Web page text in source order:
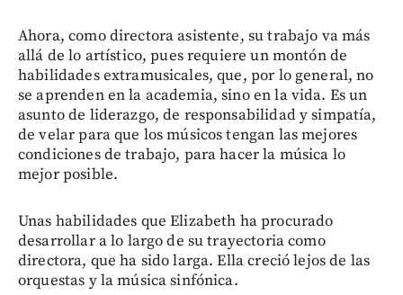
Ahora, como directora asistente, su trabajo va más
allá de lo artístico, pues requiere un montón de
habilidades extramusicales, que, por lo general, no
se aprenden en la academia, sino en la vida. Es un
asunto de liderazgo, de responsabilidad y simpatía,
de velar para que los músicos tengan las mejores
condiciones de trabajo, para hacer la música lo
mejor posible.
Unas habilidades que Elizabeth ha procurado
desarrollar a lo largo de su trayectoria como
directora, que ha sido larga. Ella creció lejos de las
orquestas y la música sinfónica.